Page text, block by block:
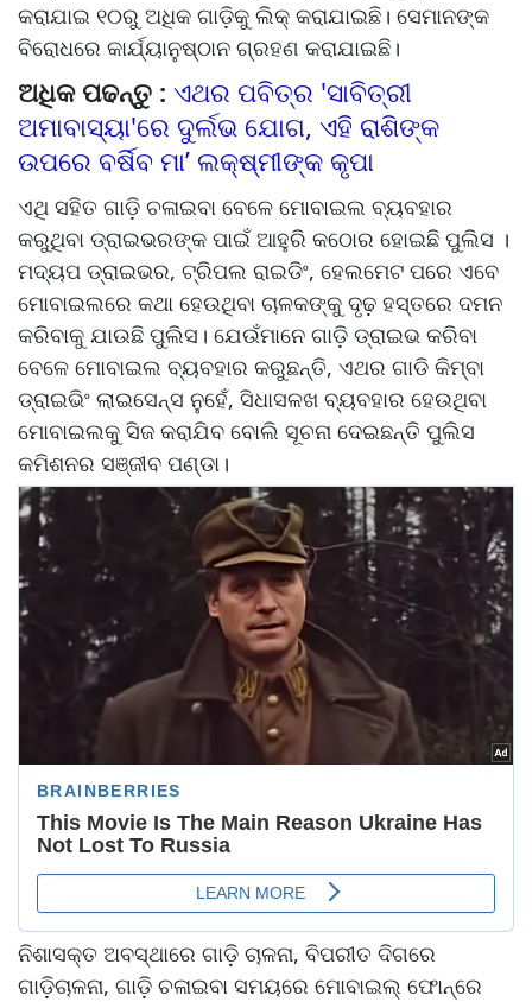
କରାଯାଇ ୧୦ରୁ ଅଧିକ ଗାଡ଼ିକୁ ଲିକ୍‌ କରାଯାଇଛି। ସେମାନଙ୍କ
ବିରୋଧରେ କାର୍ଯ୍ୟାନୁଷ୍ଠାନ ଗ୍ରହଣ କରାଯାଇଛି।
ଅଧିକ ପଢନ୍ତୁ : ଏଥର ପବିତ୍ର 'ସାବିତ୍ରୀ
ଅମାବାସ୍ୟା'ରେ ଦୁର୍ଲଭ ଯୋଗ, ଏହି ରାଶିଙ୍କ
ଉପରେ ବର୍ଷିବ ମା’ ଲକ୍ଷ୍ମୀଙ୍କ କୃପା
ଏଥି ସହିତ ଗାଡ଼ି ଚଳାଇବା ବେଳେ ମୋବାଇଲ ବ୍ୟବହାର
କରୁଥିବା ଡ୍ରାଇଭରଙ୍କ ପାଇଁ ଆହୁରି କଠୋର ହୋଇଛି ପୁଲିସ ।
ମଦ୍ୟପ ଡ୍ରାଇଭର, ଟ୍ରିପଲ ରାଇଡିଂ, ହେଲମେଟ ପରେ ଏବେ
ମୋବାଇଲରେ କଥା ହେଉଥିବା ଚାଳକଙ୍କୁ ଦୃଢ଼ ହସ୍ତରେ ଦମନ
କରିବାକୁ ଯାଉଛି ପୁଲିସ। ଯେଉଁମାନେ ଗାଡ଼ି ଡ୍ରାଇଭ କରିବା
ବେଳେ ମୋବାଇଲ ବ୍ୟବହାର କରୁଛନ୍ତି, ଏଥର ଗାଡି କିମ୍ବା
ଡ୍ରାଇଭିଂ ଲାଇସେନ୍ସ ନୁହେଁ, ସିଧାସଳଖ ବ୍ୟବହାର ହେଉଥିବା
ମୋବାଇଲକୁ ସିଜ କରାଯିବ ବୋଲି ସୂଚନା ଦେଇଛନ୍ତି ପୁଲିସ
କମିଶନର ସଞ୍ଜୀବ ପଣ୍ଡା।
ନିଶାସକ୍ତ ଅବସ୍ଥାରେ ଗାଡ଼ି ଚାଳନା, ବିପରୀତ ଦିଗରେ
ଗାଡ଼ିଚାଳନା, ଗାଡ଼ି ଚଳାଇବା ସମୟରେ ମୋବାଇଲ୍‌‌ ଫୋନ୍‌‌ରେ